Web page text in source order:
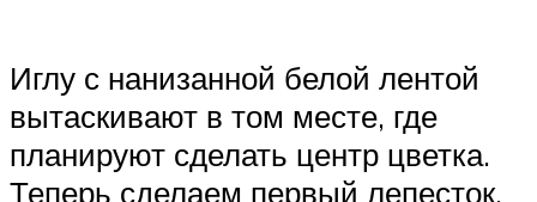
Иглу с нанизанной белой лентой
вытаскивают в том месте, где
планируют сделать центр цветка.
Теперь сделаем первый лепесток.